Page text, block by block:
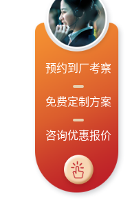
预约到厂考察
免费定制方案
咨询优惠报价